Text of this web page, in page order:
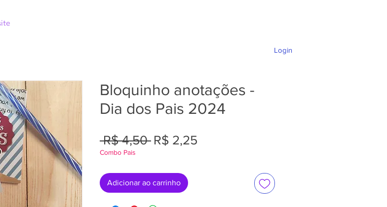
Login
Bloquinho anotações -
Dia dos Pais 2024
R$ 4,50 Preço
R$ 2,25
Combo Pais
Adicionar ao carrinho